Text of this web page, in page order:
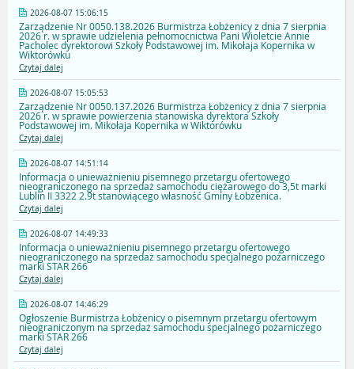
2026-08-07 15:06:15
Zarządzenie Nr 0050.138.2026 Burmistrza Łobżenicy z dnia 7 sierpnia
2026 r. w sprawie udzielenia pełnomocnictwa Pani Wioletcie Annie
Pacholec dyrektorowi Szkoły Podstawowej im. Mikołaja Kopernika w
Wiktorówku
Czytaj dalej
2026-08-07 15:05:53
Zarządzenie Nr 0050.137.2026 Burmistrza Łobżenicy z dnia 7 sierpnia
2026 r. w sprawie powierzenia stanowiska dyrektora Szkoły
Podstawowej im. Mikołaja Kopernika w Wiktorówku
Czytaj dalej
2026-08-07 14:51:14
Informacja o unieważnieniu pisemnego przetargu ofertowego
nieograniczonego na sprzedaż samochodu ciężarowego do 3,5t marki
Lublin II 3322 2.9t stanowiącego własność Gminy Łobżenica.
Czytaj dalej
2026-08-07 14:49:33
Informacja o unieważnieniu pisemnego przetargu ofertowego
nieograniczonego na sprzedaż samochodu specjalnego pożarniczego
marki STAR 266
Czytaj dalej
2026-08-07 14:46:29
Ogłoszenie Burmistrza Łobżenicy o pisemnym przetargu ofertowym
nieograniczonym na sprzedaż samochodu specjalnego pożarniczego
marki STAR 266
Czytaj dalej